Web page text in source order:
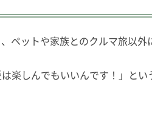
ットや家族とのクルマ旅以
しんでもいいんです！」